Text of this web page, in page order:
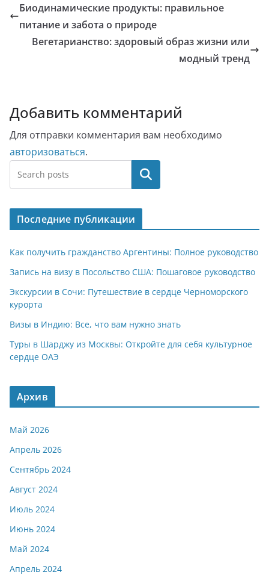
Биодинамические продукты: правильное
питание и забота о природе
Вегетарианство: здоровый образ жизни или
модный тренд
Добавить комментарий
Для отправки комментария вам необходимо
авторизоваться.
Поиск
Последние публикации
Как получить гражданство Аргентины: Полное руководство
Запись на визу в Посольство США: Пошаговое руководство
Экскурсии в Сочи: Путешествие в сердце Черноморского
курорта
Визы в Индию: Все, что вам нужно знать
Туры в Шарджу из Москвы: Откройте для себя культурное
сердце ОАЭ
Архив
Май 2026
Апрель 2026
Сентябрь 2024
Август 2024
Июль 2024
Июнь 2024
Май 2024
Апрель 2024